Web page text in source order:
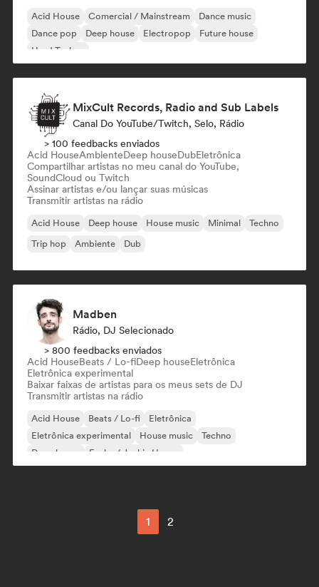
Acid House Comercial / Mainstream
Dance music
Dance pop
Deep house Electropop
Future house
Hard Techno
MixCult Records, Radio and Sub Labels
Canal Do YouTube/Twitch, Selo, Rádio
> 100 feedbacks enviados
Acid HouseAmbienteDeep houseDubEletrônica
Compartilhar artistas no meu canal do YouTube,
SoundCloud ou Twitch
Assinar artistas e/ou lançar suas músicas
Transmitir artistas na rádio
Acid House Deep house House music Minimal
Techno
Trip hop
Ambiente Dub
Madben
Rádio, DJ Selecionado
> 800 feedbacks enviados
Acid HouseBeats / Lo-fiDeep houseEletrônica
Eletrônica experimental
Baixar faixas de artistas para os meus sets de DJ
Transmitir artistas na rádio
Acid House Beats / Lo-fi
Eletrônica
Eletrônica experimental
House music
Techno
Deep house
Funky / Jackin House
1 2